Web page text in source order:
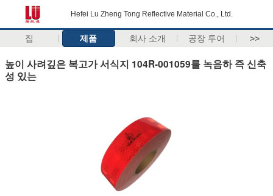
Hefei Lu Zheng Tong Reflective Material Co., Ltd.
집 제품 회사 소개 공장 투어 >>
높이 사려깊은 복고가 서식지 104R-001059를 녹음하 즉 신축
성 있는